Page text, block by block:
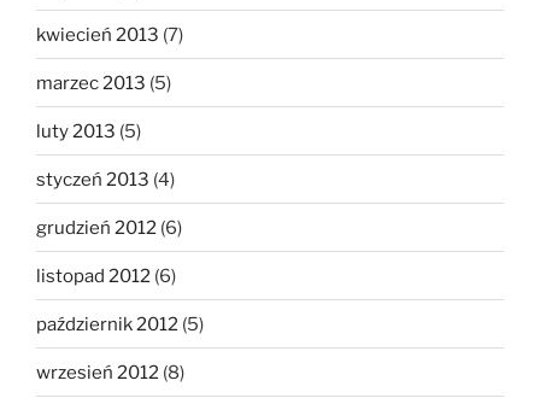
kwiecień 2013 (7)
marzec 2013 (5)
luty 2013 (5)
styczeń 2013 (4)
grudzień 2012 (6)
listopad 2012 (6)
październik 2012 (5)
wrzesień 2012 (8)